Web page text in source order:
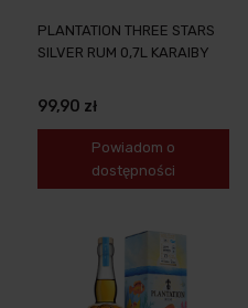
PLANTATION THREE STARS
SILVER RUM 0,7L KARAIBY
99,90 zł
Powiadom o
dostępności